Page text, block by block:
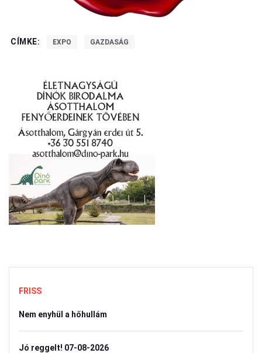
CÍMKE: EXPO GAZDASÁG
FRISS
Nem enyhül a hőhullám
Jó reggelt! 07-08-2026